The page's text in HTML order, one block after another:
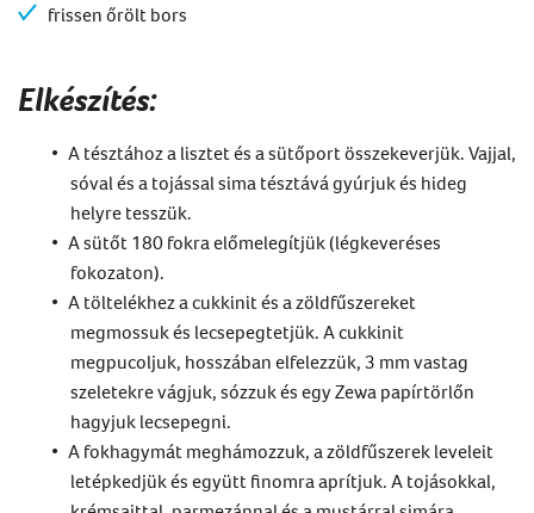
frissen őrölt bors
Elkészítés:
A tésztához a lisztet és a sütőport összekeverjük. Vajjal,
sóval és a tojással sima tésztává gyúrjuk és hideg
helyre tesszük.
A sütőt 180 fokra előmelegítjük (légkeveréses
fokozaton).
A töltelékhez a cukkinit és a zöldfűszereket
megmossuk és lecsepegtetjük. A cukkinit
megpucoljuk, hosszában elfelezzük, 3 mm vastag
szeletekre vágjuk, sózzuk és egy Zewa papírtörlőn
hagyjuk lecsepegni.
A fokhagymát meghámozzuk, a zöldfűszerek leveleit
letépkedjük és együtt finomra aprítjuk. A tojásokkal,